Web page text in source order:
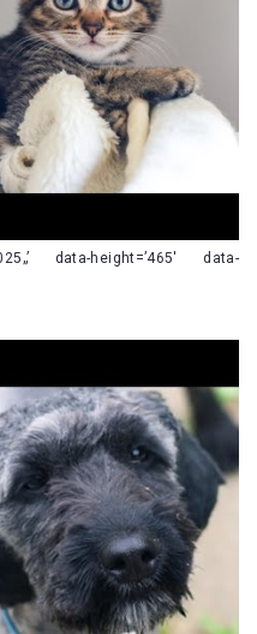
data-height=’465′ data-